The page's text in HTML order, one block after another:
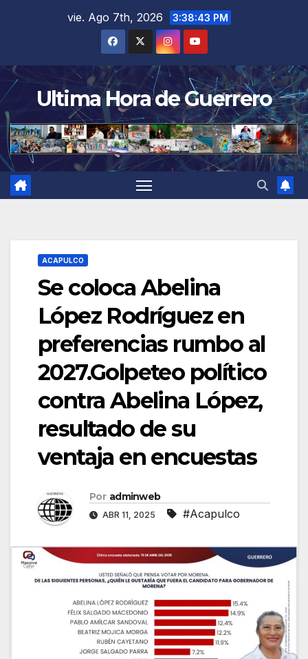
vie. Ago 7th, 2026 3:38:44 PM
Ultima Hora de Guerrero
ACAPULCO
Se coloca Abelina
López Rodríguez en
preferencias rumbo al
2027.Golpeteo político
contra Abelina López,
resultado de su
ventaja en encuestas
Por adminweb
ABR 11, 2025 #Acapulco